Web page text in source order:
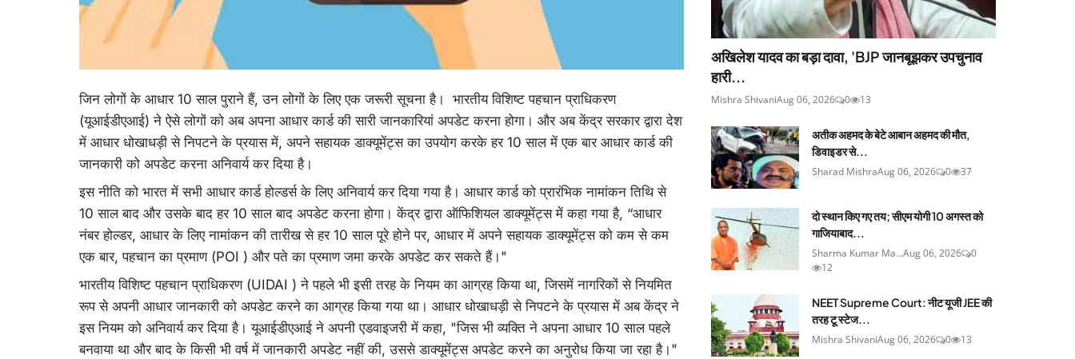
जिन लोगों के आधार 10 साल पुराने हैं, उन लोगों के लिए एक जरूरी सूचना है। भारतीय विशिष्ट पहचान प्राधिकरण
(यूआईडीएआई) ने ऐसे लोगों को अब अपना आधार कार्ड की सारी जानकारियां अपडेट करना होगा। और अब केंद्र सरकार द्वारा देश
में आधार धोखाधड़ी से निपटने के प्रयास में, अपने सहायक डाक्यूमेंट्स का उपयोग करके हर 10 साल में एक बार आधार कार्ड की
जानकारी को अपडेट करना अनिवार्य कर दिया है।
इस नीति को भारत में सभी आधार कार्ड होल्डर्स के लिए अनिवार्य कर दिया गया है। आधार कार्ड को प्रारंभिक नामांकन तिथि से
10 साल बाद और उसके बाद हर 10 साल बाद अपडेट करना होगा। केंद्र द्वारा ऑफिशियल डाक्यूमेंट्स में कहा गया है, “आधार
नंबर होल्डर, आधार के लिए नामांकन की तारीख से हर 10 साल पूरे होने पर, आधार में अपने सहायक डाक्यूमेंट्स को कम से कम
एक बार, पहचान का प्रमाण (POI ) और पते का प्रमाण जमा करके अपडेट कर सकते हैं।"
भारतीय विशिष्ट पहचान प्राधिकरण (UIDAI ) ने पहले भी इसी तरह के नियम का आग्रह किया था, जिसमें नागरिकों से नियमित
रूप से अपनी आधार जानकारी को अपडेट करने का आग्रह किया गया था। आधार धोखाधड़ी से निपटने के प्रयास में अब केंद्र ने
इस नियम को अनिवार्य कर दिया है। यूआईडीएआई ने अपनी एडवाइजरी में कहा, "जिस भी व्यक्ति ने अपना आधार 10 साल पहले
बनवाया था और बाद के किसी भी वर्ष में जानकारी अपडेट नहीं की, उससे डाक्यूमेंट्स अपडेट करने का अनुरोध किया जा रहा है।"
अखिलेश यादव का बड़ा दावा, 'BJP जानबूझकर उपचुनाव
हारी...
Mishra ShivaniAug 06, 2026 0 13
अतीक अहमद के बेटे आबान अहमद की मौत,
डिवाइडर से...
Sharad MishraAug 06, 2026 0 37
दो स्थान किए गए तय; सीएम योगी 10 अगस्त को
गाजियाबाद...
Sharma Kumar Ma...Aug 06, 2026
0
12
NEET Supreme Court: नीट यूजी JEE की
तरह टू स्टेज...
Mishra ShivaniAug 06, 2026 0 13